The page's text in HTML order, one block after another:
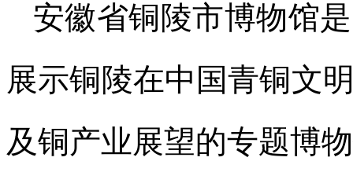
安徽省铜陵市博物馆
展示铜陵在中国青铜文
及铜产业展望的专题博